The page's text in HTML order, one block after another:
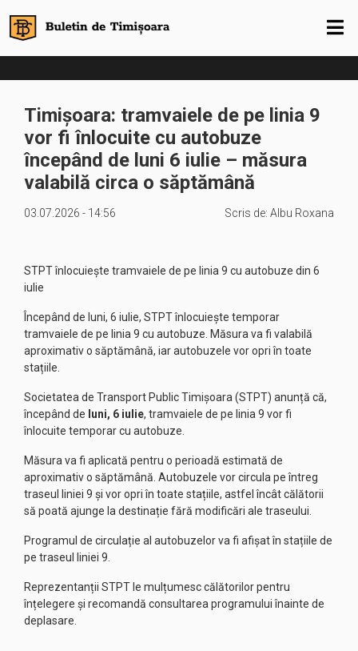
Timișoara: tramvaiele de pe linia 9
vor fi înlocuite cu autobuze
începând de luni 6 iulie – măsura
valabilă circa o săptămână
03.07.2026 - 14:56 Scris de: Albu Roxana
STPT înlocuiește tramvaiele de pe linia 9 cu autobuze din 6
iulie
Începând de luni, 6 iulie, STPT înlocuiește temporar
tramvaiele de pe linia 9 cu autobuze. Măsura va fi valabilă
aproximativ o săptămână, iar autobuzele vor opri în toate
stațiile.
Societatea de Transport Public Timișoara (STPT) anunță că,
începând de luni, 6 iulie, tramvaiele de pe linia 9 vor fi
înlocuite temporar cu autobuze.
Măsura va fi aplicată pentru o perioadă estimată de
aproximativ o săptămână. Autobuzele vor circula pe întreg
traseul liniei 9 și vor opri în toate stațiile, astfel încât călătorii
să poată ajunge la destinație fără modificări ale traseului.
Programul de circulație al autobuzelor va fi afișat în stațiile de
pe traseul liniei 9.
Reprezentanții STPT le mulțumesc călătorilor pentru
înțelegere și recomandă consultarea programului înainte de
deplasare.